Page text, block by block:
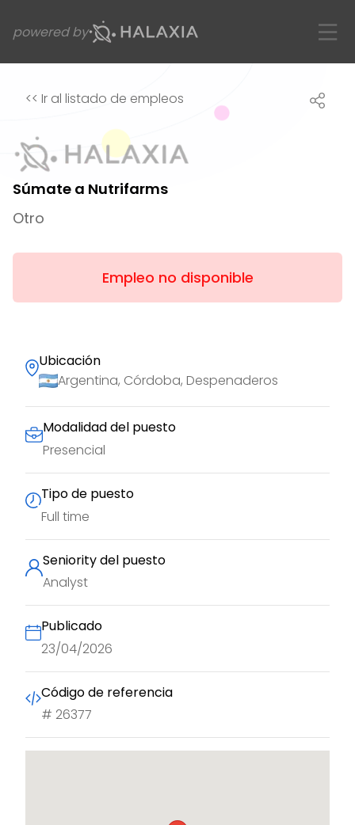
powered by
<< Ir al listado de empleos
Súmate a Nutrifarms
Otro
Empleo no disponible
Ubicación
Argentina, Córdoba, Despenaderos
Modalidad del puesto
Presencial
Tipo de puesto
Full time
Seniority del puesto
Analyst
Publicado
23/04/2026
Código de referencia
# 26377